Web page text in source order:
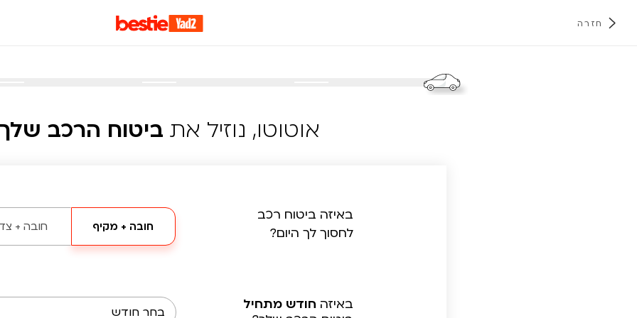
חזרה
אוטוטו, נוזיל את ביטוח הרכב
באיזה ביטוח רכב
לחסוך לך היום?
חובה + מקיף חובה +
באיזה חודש מתחיל